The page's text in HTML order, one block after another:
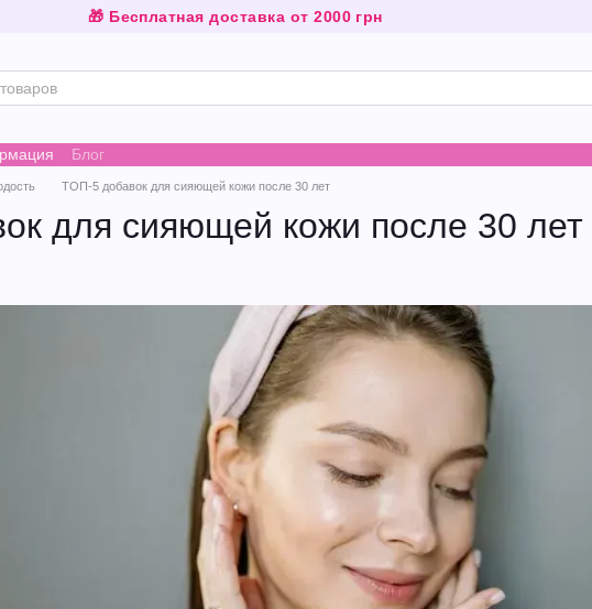
🎁 Бесплатная доставка от 2000 грн
Блог
ТОП-5 добавок для сияющей кожи после 30 лет
для сияющей кожи после 30 лет